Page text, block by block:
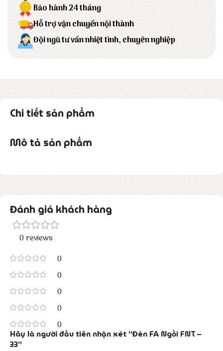
Bảo hành 24 tháng
Hỗ trợ vận chuyển nội thành
Đội ngũ tư vấn nhiệt tình, chuyên nghiệp
Chi tiết sản phẩm
Mô tả sản phẩm
Đánh giá khách hàng
0 reviews
0
0
0
0
0
Hãy là người đầu tiên nhận xét “Đèn FA Ngồi FNT –
33”